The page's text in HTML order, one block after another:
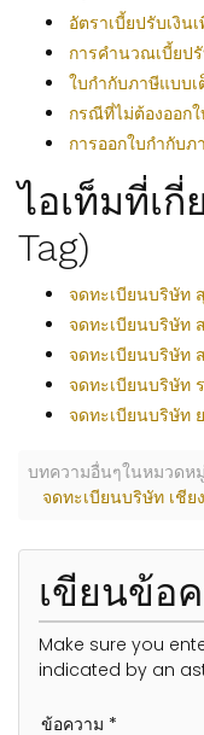
อัตราเบี้ยปรับเงิน
การคำนวณเบี้ยป
ใบกำกับภาษีแบบเ
กรณีที่ไม่ต้องออก
การออกใบกำกับภ
ไอเท็มที่เ
Tag)
จดทะเบียนบริษัท
จดทะเบียนบริษัท
จดทะเบียนบริษัท
จดทะเบียนบริษัท
จดทะเบียนบริษัท
บทความอื่นๆในหมวดห
จดทะเบียนบริษัท เชีย
เขียนข้อ
Make sure you
indicated by an
ข้อความ *